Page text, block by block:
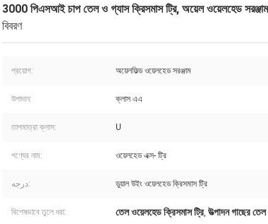
3000 পিএসআই চাপ তেল ও গ্যাস ক্রিসমাস ট্রি, অয়েল ওয়েলহেড
বিবরণ
প্রয়োগ: অয়েলফিল্ড ওয়েলহেড সরঞ্জাম
উপাদান: ক্লাস এএ
তাপমাত্রা ক্লাস: U
পণ্যের নাম: ওয়েলহেড এক্স- ট্রি
درجه: ডুয়াল উইং ওয়েলহেড ক্রিসমাস ট্রি
বিশেষভাবে তুলে ধরা: তেল ওয়েলহেড ক্রিসমাস ট্রি, উত্পাদন গাছের